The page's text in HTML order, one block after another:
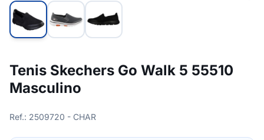
Tenis Skechers Go Walk 5 55510
Masculino
Ref.: 2509720 - CHAR